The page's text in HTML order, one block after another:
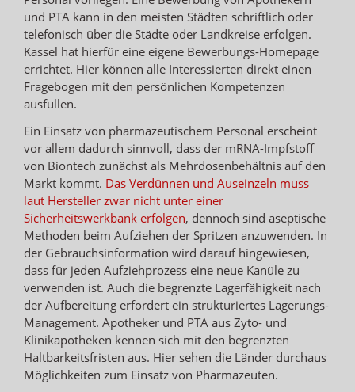
und PTA kann in den meisten Städten schriftlich oder
telefonisch über die Städte oder Landkreise erfolgen.
Kassel hat hierfür eine eigene Bewerbungs-Homepage
errichtet. Hier können alle Interessierten direkt einen
Fragebogen mit den persönlichen Kompetenzen
ausfüllen.
Ein Einsatz von pharmazeutischem Personal erscheint
vor allem dadurch sinnvoll, dass der mRNA-Impfstoff
von Biontech zunächst als Mehrdosenbehältnis auf den
Markt kommt. Das Verdünnen und Auseinzeln muss
laut Hersteller zwar nicht unter einer
Sicherheitswerkbank erfolgen, dennoch sind aseptische
Methoden beim Aufziehen der Spritzen anzuwenden. In
der Gebrauchsinformation wird darauf hingewiesen,
dass für jeden Aufziehprozess eine neue Kanüle zu
verwenden ist. Auch die begrenzte Lagerfähigkeit nach
der Aufbereitung erfordert ein strukturiertes Lagerungs-
Management. Apotheker und PTA aus Zyto- und
Klinikapotheken kennen sich mit den begrenzten
Haltbarkeitsfristen aus. Hier sehen die Länder durchaus
Möglichkeiten zum Einsatz von Pharmazeuten.